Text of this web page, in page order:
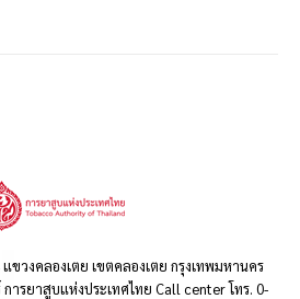
ขวงคลองเตย เขตคลองเตย กรุงเทพมหานคร
ารยาสูบแห่งประเทศไทย Call center โทร. 0-